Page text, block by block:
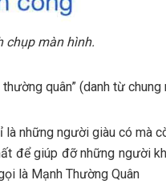
chụp màn hình.
quân” (danh từ
những người giàu có mà
để giúp đỡ những người
là Mạnh Thường Quân